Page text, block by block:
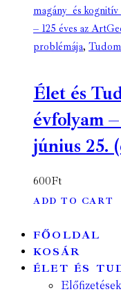
magány és kognitív
– 125 éves az
problémája,
Élet és
évfolyam
június 25.
600Ft
ADD TO CART
FŐOLDAL
KOSÁR
ÉLET ÉS
Előfizetések